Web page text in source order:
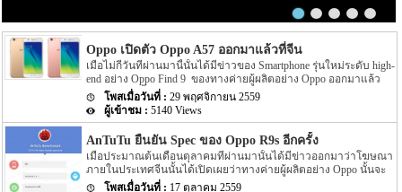
ปี 2017 ที่จะถึงนี้แน่นอน แต่ล่าสุดนั้นทาง Oppo ก็เลือกปล่อย Smartphone รุ่นใหม่
ระดับกลางอย่าง Oppo A57 ออกมาแล้ว โดยการเปิดตัวนั้นได้ถูกเปิดตัวที่ประเทศจีน
สำหรับตัวเครื่องจะเป็นอย่างไรนั้นไปดูกันเลยดีกว่า โดยตัวเครื่องนั้นจะมาพร้อมกับ
ความแตกต่างจากรุ่นอื่นๆ โดยรอบๆ ตัวเครื่องนั้นจะเป็น metal สีของตัวเครื่องจะมีสี
อย่าง gold หรือ rose gold โดยหน้าจอของตัวเครื่องนั้นจะถูกป้องกันด้วย 2.5D curved
glass ขนาดของหน้าจอแสดงผลนั้นจะมีขนาดอยู่ที่ 5.2 นิ้ว โดยจะให้ความละเอียด
ของหน้าจออยู่ที่ 720p ในส่วนของความละเอียดของกล้องนั้นจะให้ความละเอียดอยู่ที่
13 MP สำหรับกล้องทางด้านหลังของตัวเครื่อง รูรับแสงของกล้องมีขนาด […]
Oppo เปิดตัว Oppo A57 ออกมาแล้วที่จีน
เมื่อไม่กี่วันที่ผ่านมานี้นั้นได้มีข่าวของ Smartphone รุ่นใหม่ระดับ high-
end อย่าง Oppo Find 9 ของทางค่ายผู้ผลิตอย่าง Oppo ออกมาแล้ว
โดยในตอนนั้นทาง Oppo ได้ออกมาระบุว่าจะไม่เปิดตัว Oppo Find 9
ออกมาภายในระยะเวลา 3 เดือนแรกของปี 2017 ที่จะถึงนี้แน่นอน แต่
ล่าสุดนั้นทาง Oppo ก็เลือกปล่อย Smartphone รุ่นใหม่ระดับกลางอย่าง
Oppo A57 ออกมาแล้ว โดยการเปิดตัวนั้นได้ถูกเปิดตัวที่ประเทศจีน
สำหรับตัวเครื่องจะเป็นอย่างไรนั้นไปดูกันเลยดีกว่า โดยตัวเครื่องนั้น
จะมาพร้อมกับความแตกต่างจากรุ่นอื่นๆ โดยรอบๆ ตัวเครื่องนั้นจะ
เป็น metal สีของตัวเครื่องจะมีสีอย่าง gold หรือ rose gold โดยหน้าจอ
ของตัวเครื่องนั้นจะถูกป้องกันด้วย 2.5D curved glass ขนาดของหน้า
29 พฤศจิกายน 2559
5140 Views
AnTuTu ยืนยัน Spec ของ Oppo R9s อีกครั้ง
เมื่อประมาณต้นเดือนตุลาคมที่ผ่านมานั้นได้มีข่าวออกมาว่าโฆษณา
ภายในประเทศจีนนั้นได้เปิดเผยว่าทางค่ายผู้ผลิตอย่าง Oppo นั้นจะ
เปิดตัว Smartphone 2 รุ่นใหม่อย่าง Oppo R9S และ R9S Plus ออกมา
17 ตุลาคม 2559